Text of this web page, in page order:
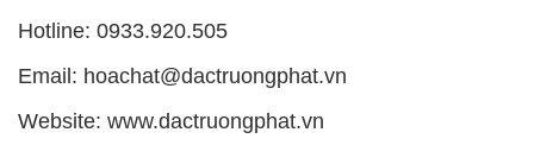
Hotline: 0933.920.505
Email: hoachat@dactruongphat.vn
Website: www.dactruongphat.vn